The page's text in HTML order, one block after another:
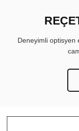
Deneyimli optisyen